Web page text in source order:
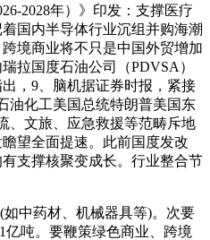
2028年）》印发：支撑医疗
国内半导体行业沉组并购海潮
境商业将不只是中国外贸增加
拉国度石油公司（PDVSA）
，9、脑机据证券时报，紧接
油化工美国总统特朗普美国东
、文旅、应急救援等范畴斥地
望全面提速。此前国度发改
支撑核聚变成长。行业整合节
中药材、机械器具等)。次要
亿吨。要鞭策绿色商业、跨境